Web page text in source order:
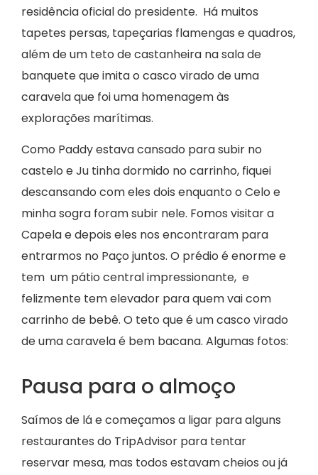
residência oficial do presidente. Há muitos
tapetes persas, tapeçarias flamengas e quadros,
além de um teto de castanheira na sala de
banquete que imita o casco virado de uma
caravela que foi uma homenagem às
explorações marítimas.
Como Paddy estava cansado para subir no
castelo e Ju tinha dormido no carrinho, fiquei
descansando com eles dois enquanto o Celo e
minha sogra foram subir nele. Fomos visitar a
Capela e depois eles nos encontraram para
entrarmos no Paço juntos. O prédio é enorme e
tem um pátio central impressionante, e
felizmente tem elevador para quem vai com
carrinho de bebê. O teto que é um casco virado
de uma caravela é bem bacana. Algumas fotos:
Pausa para o almoço
Saímos de lá e começamos a ligar para alguns
restaurantes do TripAdvisor para tentar
reservar mesa, mas todos estavam cheios ou já